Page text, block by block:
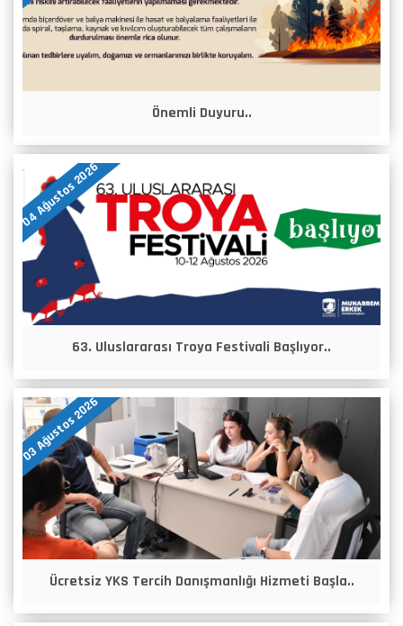
Önemli Duyuru..
04 Ağustos 2026
63. Uluslararası Troya Festivali Başlıyor..
03 Ağustos 2026
Ücretsiz YKS Tercih Danışmanlığı Hizmeti Başla..